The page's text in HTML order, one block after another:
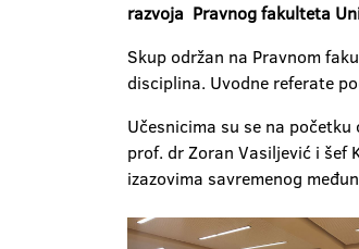
razvoja Pravnog fakulteta
Skup održan na Pravnom
disciplina. Uvodne referate
Učesnicima su se na
prof. dr Zoran Vasiljević i šef
izazovima savremenog